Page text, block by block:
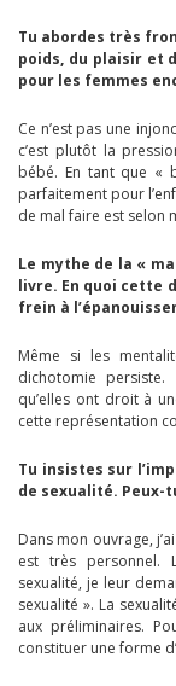
Tu abordes très
poids, du plaisir et
pour les femmes
Ce n’est pas une
c’est plutôt la
bébé. En tant que «
parfaitement pour
de mal faire est selon
Le mythe de la «
livre. En quoi cette
frein à
Même si les
dichotomie
qu’elles ont droit à
cette représentation
Tu insistes sur
de sexualité. Peux-
Dans mon ouvrage,
est très personnel.
sexualité, je leur
sexualité ». La
aux préliminaires.
constituer une forme